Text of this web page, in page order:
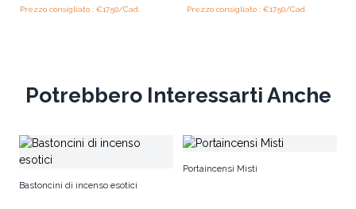
Prezzo consigliato : €17.50/Cad. Prezzo consigliato : €17.50/Cad.
Potrebbero Interessarti Anche
Bastoncini di incenso esotici
Portaincensi Misti